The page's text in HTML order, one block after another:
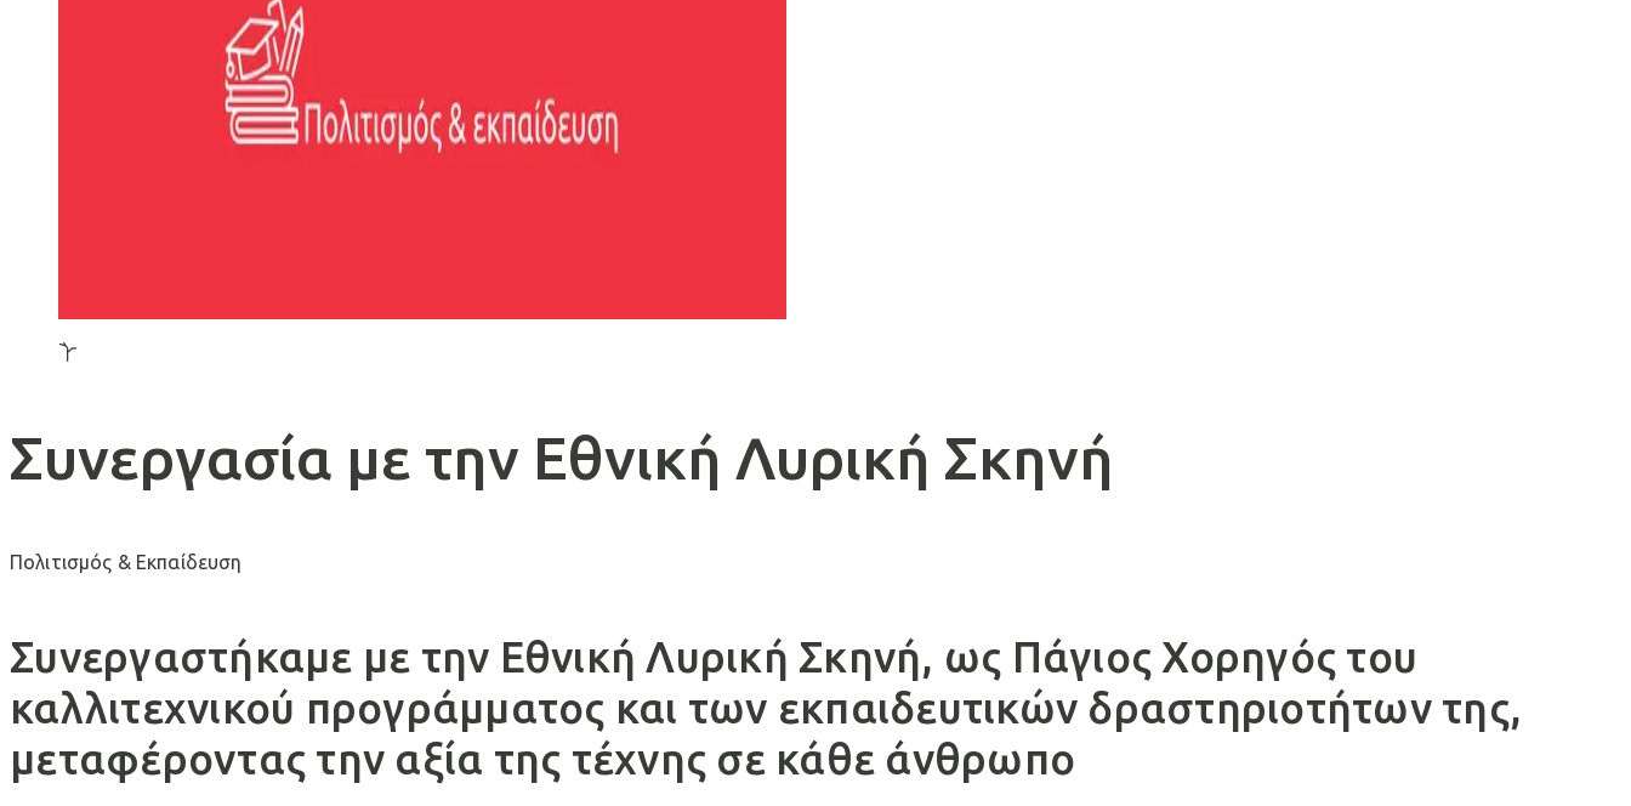
Συνεργασία με την Εθνική Λυρική Σκηνή
Πολιτισμός & Εκπαίδευση
Συνεργαστήκαμε με την Εθνική Λυρική Σκηνή, ως Πάγιος Χορηγός του
καλλιτεχνικού προγράμματος και των εκπαιδευτικών δραστηριοτήτων της,
μεταφέροντας την αξία της τέχνης σε κάθε άνθρωπο